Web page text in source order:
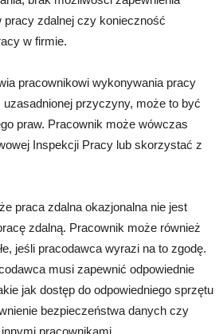
pracy zdalnej czy konieczność
w firmie.
pracownikowi wykonywania pracy
uzasadnionej przyczyny, może to być
praw. Pracownik może wówczas
Inspekcji Pracy lub skorzystać z
praca zdalna okazjonalna nie jest
zdalną. Pracownik może również
jeśli pracodawca wyrazi na to zgodę.
musi zapewnić odpowiednie
jak dostęp do odpowiedniego sprzętu
bezpieczeństwa danych czy